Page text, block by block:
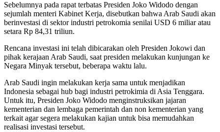
Sebelumnya pada rapat terbatas Presiden Joko Widodo dengan
sejumlah menteri Kabinet Kerja, disebutkan bahwa Arab Saudi akan
berinvestasi di sektor industri petrokomia senilai USD 6 miliar atau
setara Rp 84,31 triliun.
Rencana investasi ini telah dibicarakan oleh Presiden Jokowi dan
pihak kerajaan Arab Saudi, saat presiden melakukan kunjungan ke
Negara Minyak tersebut, beberapa waktu lalu.
Arab Saudi ingin melakukan kerja sama untuk menjadikan
Indonesia sebagai hub bagi industri petrokimia di Asia Tenggara.
Untuk itu, Presiden Joko Widodo menginstruksikan jajaran
kementerian dan lembaga pemerintah dan non kementerian yang
terkait agar segera melakukan kajian untuk bisa memudahkan
realisasi investasi tersebut.